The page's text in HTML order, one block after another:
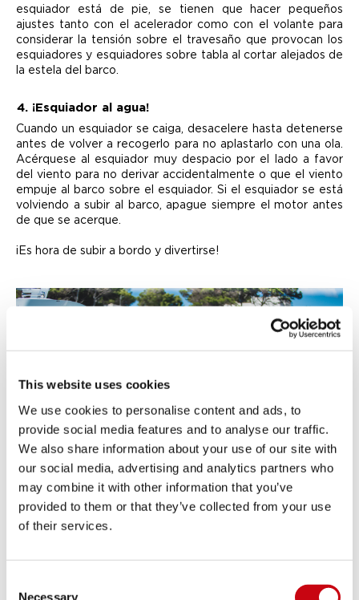
This website uses cookies
We use cookies to personalise content and ads, to
provide social media features and to analyse our traffic.
We also share information about your use of our site with
our social media, advertising and analytics partners who
may combine it with other information that you’ve
provided to them or that they’ve collected from your use
of their services.
Necessary
esquiador está de pie, se tienen que hacer pequeños
ajustes tanto con el acelerador como con el volante para
considerar la tensión sobre el travesaño que provocan los
esquiadores y esquiadores sobre tabla al cortar alejados de
la estela del barco.
4. ¡Esquiador al agua!
Cuando un esquiador se caiga, desacelere hasta detenerse
antes de volver a recogerlo para no aplastarlo con una ola.
Acérquese al esquiador muy despacio por el lado a favor
del viento para no derivar accidentalmente o que el viento
empuje al barco sobre el esquiador. Si el esquiador se está
volviendo a subir al barco, apague siempre el motor antes
de que se acerque.
¡Es hora de subir a bordo y divertirse!